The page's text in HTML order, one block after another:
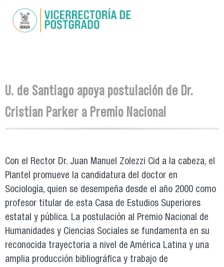
main
You are here
U. de Santiago apoya postulación de Dr.
Cristian Parker a Premio Nacional
Con el Rector Dr. Juan Manuel Zolezzi Cid a la cabeza, el
Plantel promueve la candidatura del doctor en
Sociología, quien se desempeña desde el año 2000 como
profesor titular de esta Casa de Estudios Superiores
estatal y pública. La postulación al Premio Nacional de
Humanidades y Ciencias Sociales se fundamenta en su
reconocida trayectoria a nivel de América Latina y una
amplia producción bibliográfica y trabajo de